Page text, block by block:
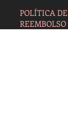
POLÍTICA
REEMBOLSO